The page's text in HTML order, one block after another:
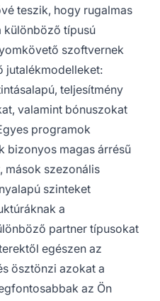
teszik, hogy rugalmas
különböző típusú
szoftvernek
jutalékmodelleket:
teljesítmény
valamint bónuszokat
programok
bizonyos magas árrésű
mások szezonális
szinteket
a
partner típusokat
egészen az
ösztönzi azokat a
az Ön